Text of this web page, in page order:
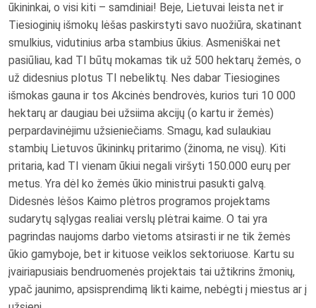
ūkininkai, o visi kiti – samdiniai! Beje, Lietuvai leista net ir
Tiesioginių išmokų lėšas paskirstyti savo nuožiūra, skatinant
smulkius, vidutinius arba stambius ūkius. Asmeniškai net
pasiūliau, kad TI būtų mokamas tik už 500 hektarų žemės, o
už didesnius plotus TI nebeliktų. Nes dabar Tiesiogines
išmokas gauna ir tos Akcinės bendrovės, kurios turi 10 000
hektarų ar daugiau bei užsiima akcijų (o kartu ir žemės)
perpardavinėjimu užsieniečiams. Smagu, kad sulaukiau
stambių Lietuvos ūkininkų pritarimo (žinoma, ne visų). Kiti
pritaria, kad TI vienam ūkiui negali viršyti 150.000 eurų per
metus. Yra dėl ko žemės ūkio ministrui pasukti galvą.
Didesnės lėšos Kaimo plėtros programos projektams
sudarytų sąlygas realiai verslų plėtrai kaime. O tai yra
pagrindas naujoms darbo vietoms atsirasti ir ne tik žemės
ūkio gamyboje, bet ir kituose veiklos sektoriuose. Kartu su
įvairiapusiais bendruomenės projektais tai užtikrins žmonių,
ypač jaunimo, apsisprendimą likti kaime, nebėgti į miestus ar į